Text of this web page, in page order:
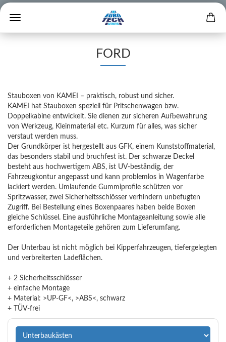
FORD
Stauboxen von KAMEI – praktisch, robust und sicher.
KAMEI hat Stauboxen speziell für Pritschenwagen bzw.
Doppelkabine entwickelt. Sie dienen zur sicheren Aufbewahrung
von Werkzeug, Kleinmaterial etc. Kurzum für alles, was sicher
verstaut werden muss.
Der Grundkörper ist hergestellt aus GFK, einem Kunststoffmaterial,
das besonders stabil und bruchfest ist. Der schwarze Deckel
besteht aus hochwertigem ABS, ist UV-beständig, der
Fahrzeugkontur angepasst und kann problemlos in Wagenfarbe
lackiert werden. Umlaufende Gummiprofile schützen vor
Spritzwasser, zwei Sicherheitsschlösser verhindern unbefugten
Zugriff. Bei Bestellung eines Boxenpaares haben beide Boxen
gleiche Schlüssel. Eine ausführliche Montageanleitung sowie alle
erforderlichen Montageteile gehören zum Lieferumfang.
Der Unterbau ist nicht möglich bei Kipperfahrzeugen, tiefergelegten
und verbreiterten Ladeflächen.
+ 2 Sicherheitsschlösser
+ einfache Montage
+ Material: >UP-GF<, >ABS<, schwarz
+ TÜV-frei